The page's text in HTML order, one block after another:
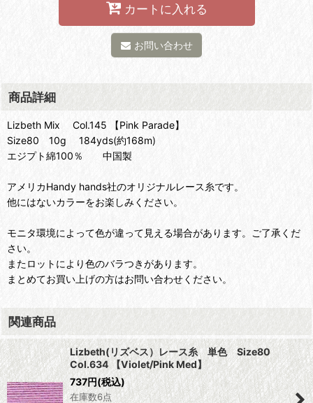
カートに入れる
お問い合わせ
商品詳細
Lizbeth Mix Col.145 【Pink Parade】
Size80 10g 184yds(約168m)
エジプト綿100％ 中国製
アメリカHandy hands社のオリジナルレース糸です。
他にはないカラーをお楽しみください。
モニタ環境によって色が違って見える場合があります。ご了承くだ
さい。
またロットにより色のバラつきがあります。
まとめてお買い上げの方はお問い合わせください。
関連商品
Lizbeth(リズベス）レース糸 単色 Size80
Col.634 【Violet/Pink Med】
737円(税込)
在庫数6点